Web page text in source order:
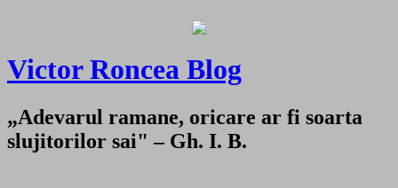
Victor Roncea Blog
„Adevarul ramane, oricare ar fi soarta
slujitorilor sai" – Gh. I. B.